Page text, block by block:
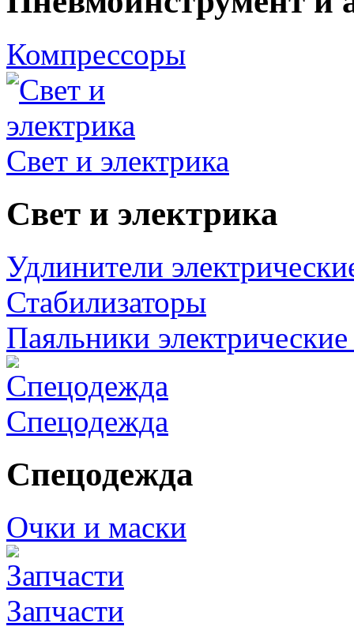
Компрессоры
Свет и электрика
Свет и электрика
Удлинители
Стабилизаторы
Паяльники
Спецодежда
Спецодежда
Очки и маски
Запчасти